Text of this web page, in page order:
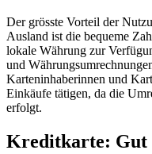
Der grösste Vorteil der
Ausland ist die bequeme
lokale Währung zur
und
Karteninhaberinnen und
Einkäufe tätigen, da die
erfolgt.
Kreditkarte: Gut